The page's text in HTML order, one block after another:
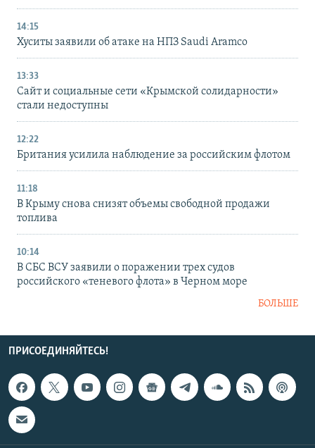
14:15
Хуситы заявили об атаке на НПЗ Saudi Aramco
13:33
Сайт и социальные сети «Крымской солидарности»
стали недоступны
12:22
Британия усилила наблюдение за российским флотом
11:18
В Крыму снова снизят объемы свободной продажи
топлива
10:14
В СБС ВСУ заявили о поражении трех судов
российского «теневого флота» в Черном море
БОЛЬШЕ
ПРИСОЕДИНЯЙТЕСЬ!